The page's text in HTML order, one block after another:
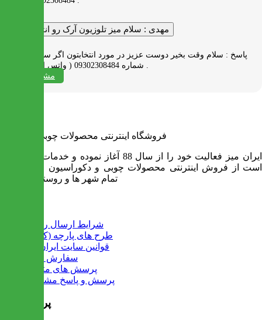
مهدی : سلام میز تلوزیون آرک رو انتخاب کردم
پاسخ : سلام وقت بخیر دوست عزیز در مورد انتخابتون اگر سوالی دارید به
مشاهده همه
فروشگاه اینترنتی محصولات چوبی ایران میز
ایران میز فعالیت خود را از سال 88 آغاز نموده و خدمات آن عبارت
است از فروش اینترنتی محصولات چوبی و دکوراسیون و ارسال به
تمام شهر ها و روستاهای کشور
شرایط ارسال رایگان
طرح های پارچه (کالیته)
قوانین سایت ایران میز
سفارش عمده
پرسش های متداول
پرسش و پاسخ مشتریان
پرفروش ها